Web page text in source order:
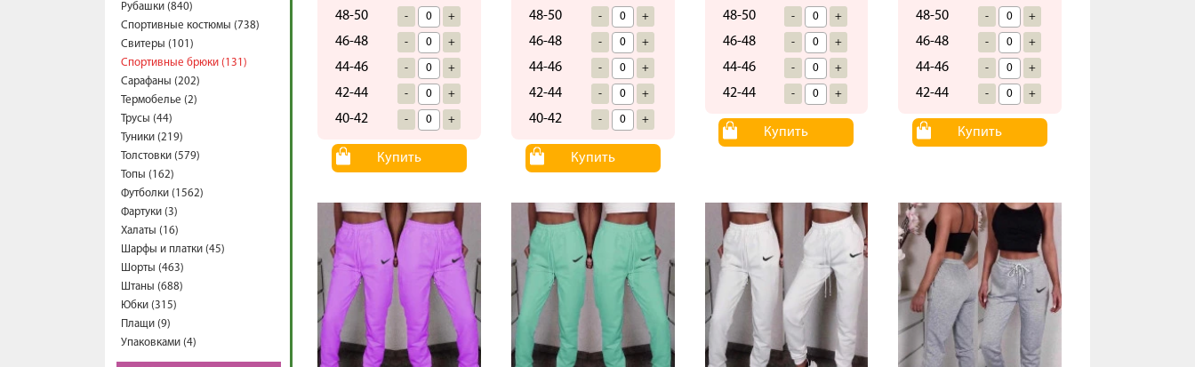
Рубашки (840)
Спортивные костюмы (738)
Свитеры (101)
Спортивные брюки (131)
Сарафаны (202)
Термобелье (2)
Трусы (44)
Туники (219)
Толстовки (579)
Топы (162)
Футболки (1562)
Фартуки (3)
Халаты (16)
Шарфы и платки (45)
Шорты (463)
Штаны (688)
Юбки (315)
Плащи (9)
Упаковками (4)
48-50 - +
46-48 - +
44-46 - +
42-44 - +
40-42 - +
Купить
48-50 - +
46-48 - +
44-46 - +
42-44 - +
40-42 - +
Купить
48-50 - +
46-48 - +
44-46 - +
42-44 - +
Купить
48-50 - +
46-48 - +
44-46 - +
42-44 - +
Купить